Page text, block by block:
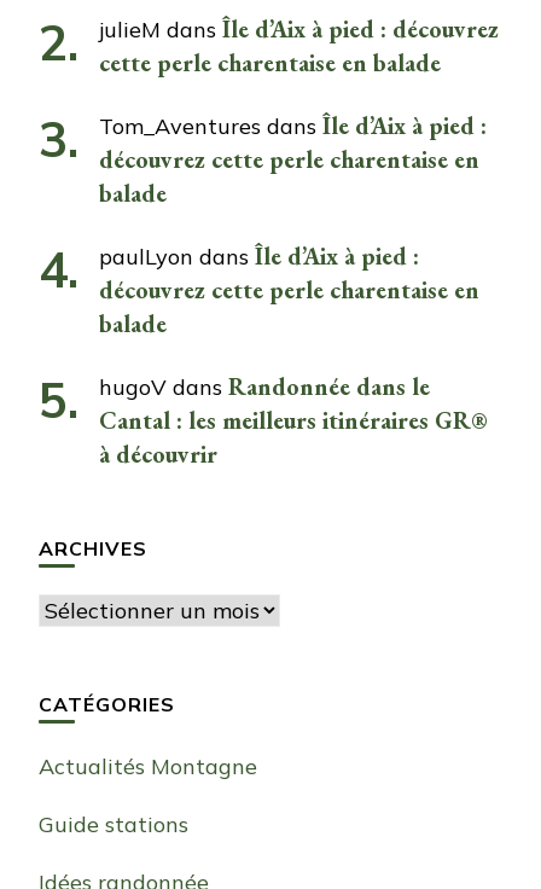
julieM dans Île d’Aix à pied : découvrez
cette perle charentaise en balade
Tom_Aventures dans Île d’Aix à pied :
découvrez cette perle charentaise en
balade
paulLyon dans Île d’Aix à pied :
découvrez cette perle charentaise en
balade
hugoV dans Randonnée dans le
Cantal : les meilleurs itinéraires GR®
à découvrir
ARCHIVES
Archives
CATÉGORIES
Actualités Montagne
Guide stations
Idées randonnée